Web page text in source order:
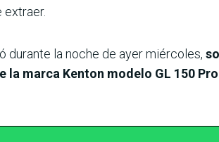
extraer.
durante la noche de ayer miércoles,
marca Kenton modelo GL 150 Pro